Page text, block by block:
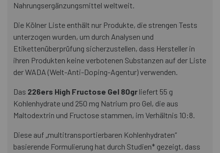
Nahrungsergänzungsmittel weltweit.
Die Kölner Liste enthält nur Produkte, die strengen Tests
unterzogen wurden, um durch Analysen und
Etikettenüberprüfung sicherzustellen, dass Hersteller in
ihren Produkten keine verbotenen Substanzen auf der Liste
der WADA (Welt-Anti-Doping-Agentur) verwenden.
Das 226ers High Fructose Gel 80gr liefert 55 g
Kohlenhydrate und 250 mg Natrium pro Gel, die aus
Maltodextrin und Fructose stammen, im Verhältnis 10:8.
Diese auf „multitransportierbaren Kohlenhydraten“
basierende Formulierung hat durch Studien* gezeigt, dass